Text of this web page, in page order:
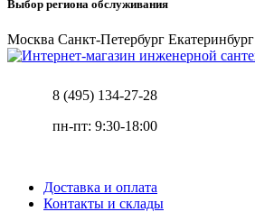
Выбор региона обслуживания
Москва Санкт-Петербург Екатеринбург
8 (495) 134-27-28
пн-пт: 9:30-18:00
Доставка и оплата
Контакты и склады